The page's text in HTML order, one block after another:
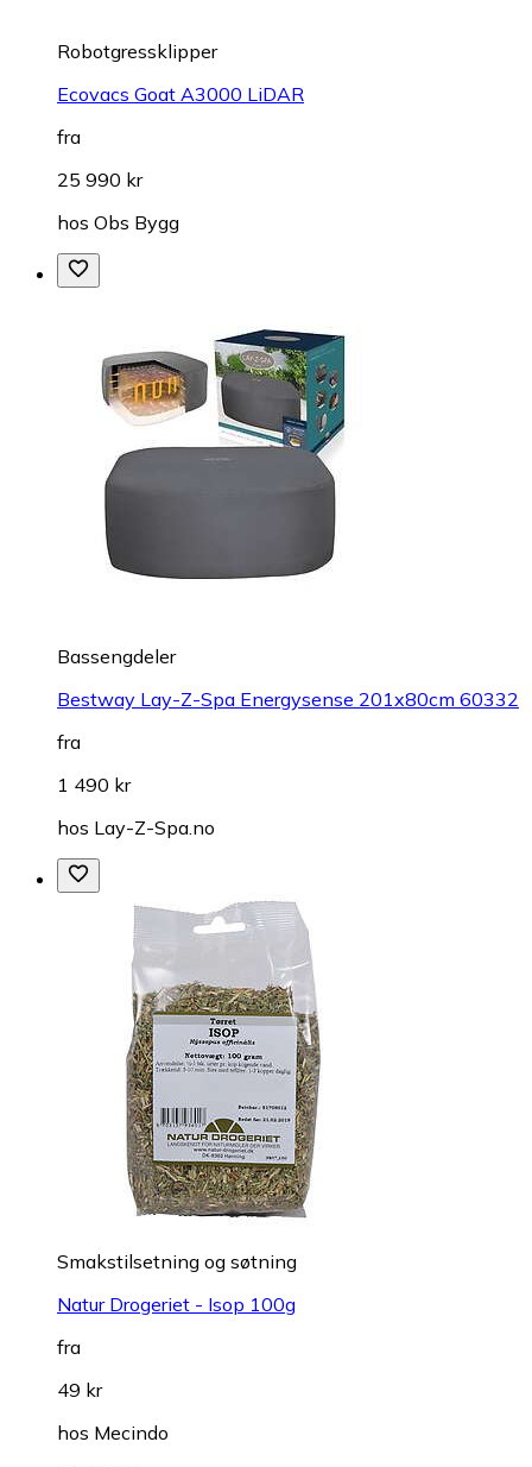
Robotgressklipper
Ecovacs Goat A3000 LiDAR
fra
25 990 kr
hos Obs Bygg
Bassengdeler
Bestway Lay-Z-Spa Energysense 201x80cm 60332
fra
1 490 kr
hos Lay-Z-Spa.no
Smakstilsetning og søtning
Natur Drogeriet - Isop 100g
fra
49 kr
hos Mecindo